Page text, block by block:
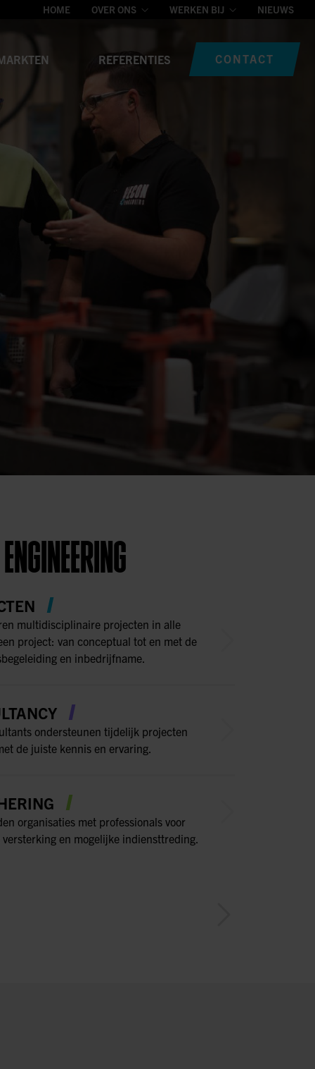
HOME OVER ONS WERKEN BIJ NIEUWS
REFERENTIES CONTACT
multidisciplinaire projecten in alle
project: van conceptual tot en met de
en inbedrijfname.
ondersteunen tijdelijk projecten
de juiste kennis en ervaring.
organisaties met professionals voor
en mogelijke indiensttreding.